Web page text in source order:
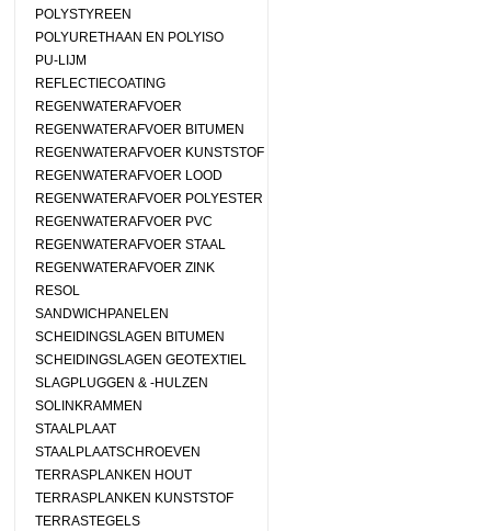
POLYSTYREEN
POLYURETHAAN EN POLYISO
PU-LIJM
REFLECTIECOATING
REGENWATERAFVOER
REGENWATERAFVOER BITUMEN
REGENWATERAFVOER KUNSTSTOF
REGENWATERAFVOER LOOD
REGENWATERAFVOER POLYESTER
REGENWATERAFVOER PVC
REGENWATERAFVOER STAAL
REGENWATERAFVOER ZINK
RESOL
SANDWICHPANELEN
SCHEIDINGSLAGEN BITUMEN
SCHEIDINGSLAGEN GEOTEXTIEL
SLAGPLUGGEN & -HULZEN
SOLINKRAMMEN
STAALPLAAT
STAALPLAATSCHROEVEN
TERRASPLANKEN HOUT
TERRASPLANKEN KUNSTSTOF
TERRASTEGELS